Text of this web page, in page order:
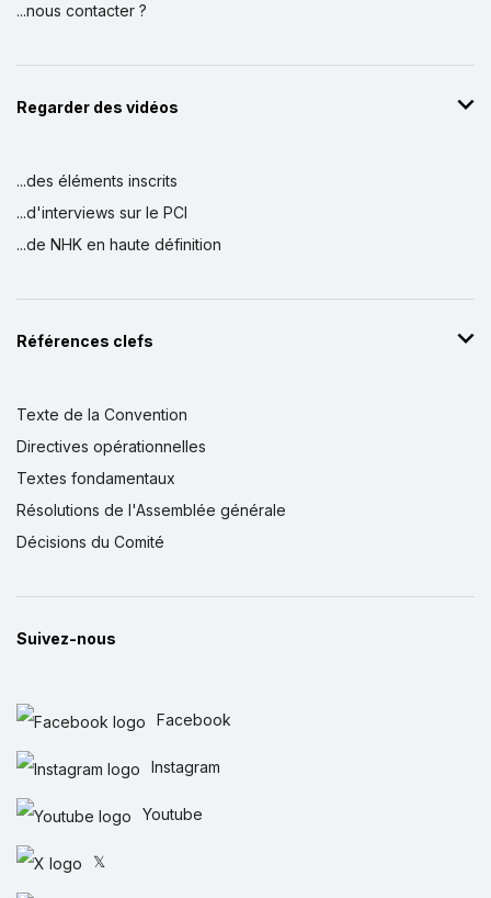
...nous contacter ?
Regarder des vidéos
...des éléments inscrits
...d'interviews sur le PCI
...de NHK en haute définition
Références clefs
Texte de la Convention
Directives opérationnelles
Textes fondamentaux
Résolutions de l'Assemblée générale
Décisions du Comité
Suivez-nous
Facebook
Instagram
Youtube
𝕏